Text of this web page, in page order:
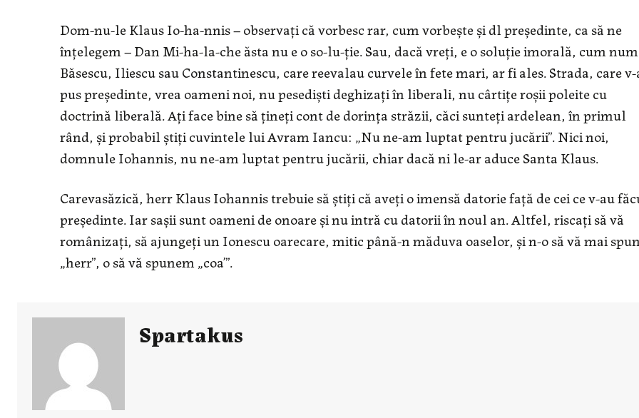
Dom-nu-le Klaus Io-ha-nnis – observaţi că vorbesc rar, cum vorbeşte şi dl preşedinte, ca să ne
înţelegem – Dan Mi-ha-la-che ăsta nu e o so-lu-ţie. Sau, dacă vreţi, e o soluţie imorală, cum
Băsescu, Iliescu sau Constantinescu, care reevalau curvele în fete mari, ar fi ales. Strada, care v-
pus preşedinte, vrea oameni noi, nu pesedişti deghizaţi în liberali, nu cârtiţe roşii poleite cu
doctrină liberală. Aţi face bine să ţineţi cont de dorinţa străzii, căci sunteţi ardelean, în primul
rând, şi probabil ştiţi cuvintele lui Avram Iancu: „Nu ne-am luptat pentru jucării”. Nici noi,
domnule Iohannis, nu ne-am luptat pentru jucării, chiar dacă ni le-ar aduce Santa Klaus.
Carevasăzică, herr Klaus Iohannis trebuie să ştiţi că aveţi o imensă datorie faţă de cei ce v-au
preşedinte. Iar saşii sunt oameni de onoare şi nu intră cu datorii în noul an. Altfel, riscaţi să vă
românizaţi, să ajungeţi un Ionescu oarecare, mitic până-n măduva oaselor, şi n-o să vă mai
„herr”, o să vă spunem „coa’”.
Spartakus